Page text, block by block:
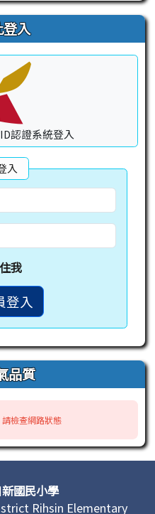
入
認證系統登入
入
我
登入
品質
檢查網路狀態
國民小學
Rihsin Elementary